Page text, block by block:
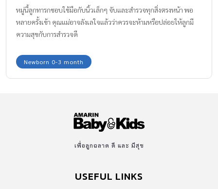
หมู่นี้ลูกทารกชอบใช้มือกับนิ้วเล็กๆ จับและสำรวจทุกสิ่งตรงหน้า พอ
หลายครั้งเข้า คุณแม่อาจลังเลใจแล้วว่าควรจะห้ามหรือปล่อยให้ลูกมี
ความสุขกับการสำรวจดี
Newborn 0-3 month
เพื่อลูกฉลาด ดี และ มีสุข
USEFUL LINKS